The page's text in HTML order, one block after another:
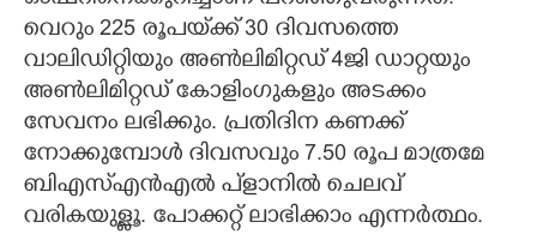
വെറും 225 രൂപയ്‌ക്ക് 30 ദിവസത്തെ
വാലിഡിറ്റിയും അൺലിമിറ്റഡ് 4ജി ഡാറ്റയും
അൺലിമിറ്റഡ് കോളിംഗുകളും അടക്കം
സേവനം ലഭിക്കും. പ്രതിദിന കണക്ക്
നോക്കുമ്പോൾ ദിവസവും 7.50 രൂപ മാത്രമേ
ബിഎസ്എൻഎൽ പ്‌ളാനിൽ ചെലവ്
വരികയുള്ളൂ. പോക്കറ്റ് ലാഭിക്കാം എന്നർത്ഥം.